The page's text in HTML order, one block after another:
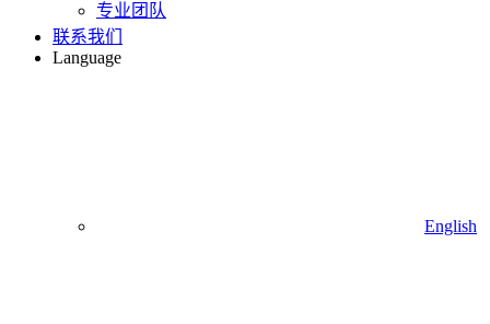
专业团队
联系我们
Language
English